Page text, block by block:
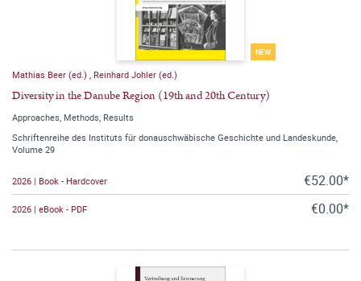
NEW
Mathias Beer (ed.) , Reinhard Johler (ed.)
Diversity in the Danube Region (19th and 20th Century)
Approaches, Methods, Results
Schriftenreihe des Instituts für donauschwäbische Geschichte und Landeskunde,
Volume 29
2026 | Book - Hardcover €52.00*
2026 | eBook - PDF €0.00*